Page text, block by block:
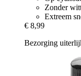
Zonder
Extreem
€ 8,99
Bezorging